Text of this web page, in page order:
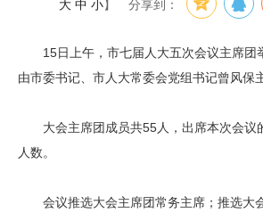
大 中 小】 分享到：
15日上午，市七届人大五次会议主席团
由市委书记、市人大常委会党组书记曾风保
大会主席团成员共55人，出席本次会议
人数。
会议推选大会主席团常务主席；推选大会